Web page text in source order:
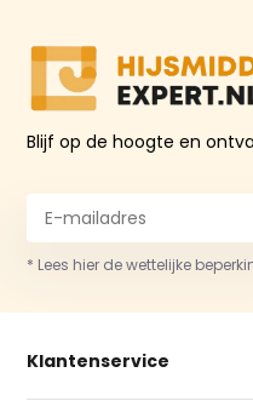
Blijf op de hoogte en
* Lees hier de wettelijke
Klantenservice